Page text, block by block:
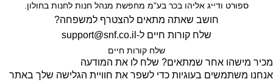
ספורט ודייג אליהו בכר בע"מ מחפשת מנהל חנות לחנות בחולון.
חושב שאתה מתאים להצטרף למשפחה?
שלח קורות חיים ל- support@snf.co.il
שלח קורות חיים​
מכיר מישהו אחר שמתאים? שלח לו את המודעה
אנחנו משתמשים בעוגיות כדי לשפר את חוויית הגלישה שלך באתר